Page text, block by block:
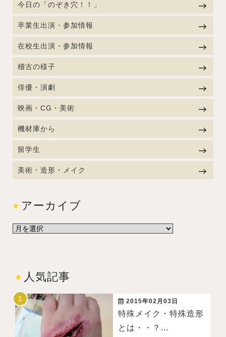
今日の「のぞき穴！！」
卒業生出演・参加情報
在校生出演・参加情報
稽古の様子
俳優・演劇
映画・CG・美術
機材庫から
留学生
美術・造形・メイク
アーカイブ
人気記事
2015年02月03日
特殊メイク・特殊造形
とは・・？...